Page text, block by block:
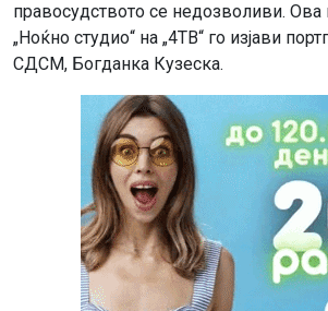
правосудството се недозволиви. Ова
„Ноќно студио“ на „4ТВ“ го изјави
СДСМ, Богданка Кузеска.